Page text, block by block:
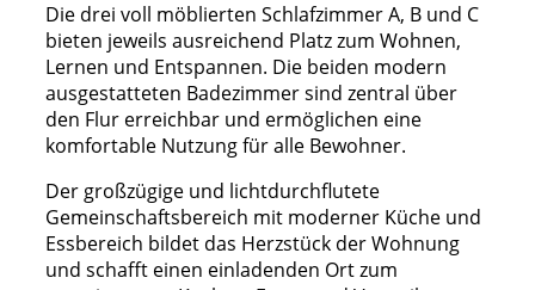
Die drei voll möblierten Schlafzimmer A, B und C
bieten jeweils ausreichend Platz zum Wohnen,
Lernen und Entspannen. Die beiden modern
ausgestatteten Badezimmer sind zentral über
den Flur erreichbar und ermöglichen eine
komfortable Nutzung für alle Bewohner.
Der großzügige und lichtdurchflutete
Gemeinschaftsbereich mit moderner Küche und
Essbereich bildet das Herzstück der Wohnung
und schafft einen einladenden Ort zum